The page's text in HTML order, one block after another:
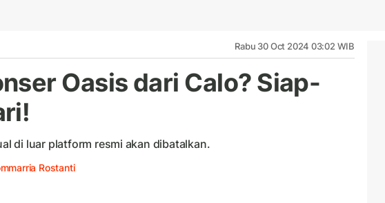
Rabu 30 Oct 2024 03:02 WIB
Oasis dari Calo? Siap-
di luar platform resmi akan dibatalkan.
Rostanti